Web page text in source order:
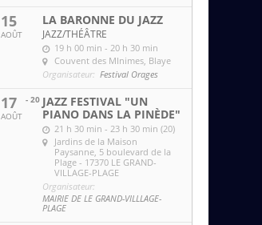
15
AOÛT
LA BARONNE DU JAZZ
JAZZ/THÉÂTRE
19 h 00 min - 20 h 30 min
Couvent des MInimes , Blaye
Organisateur: Festival Orages
17
AOÛT
- 20 JAZZ FESTIVAL "UN
PIANO DANS LA PINÈDE"
21 h 30 min - 23 h 30 min (20)
Jardins de la Maison
Paysanne , 5 boulevard de la
Plage - 17370 LE GRAND-
VILLAGE-PLAGE
Organisateur:
MAIRIE DE LE GRAND-VILLLAGE-
PLAGE